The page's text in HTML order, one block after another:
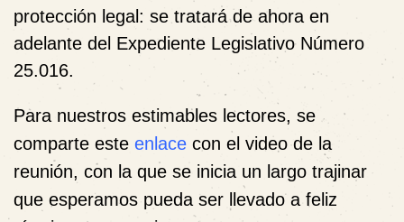
protección legal: se tratará de ahora en
adelante del Expediente Legislativo Número
25.016.
Para nuestros estimables lectores, se
comparte este enlace con el video de la
reunión, con la que se inicia un largo trajinar
que esperamos pueda ser llevado a feliz